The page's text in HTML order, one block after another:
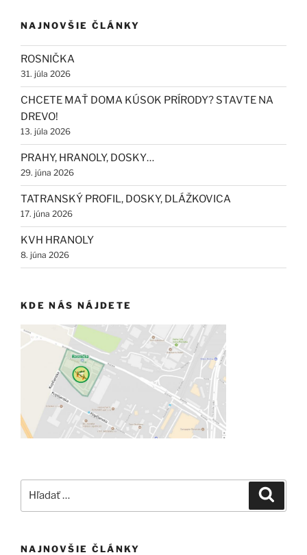
NAJNOVŠIE ČLÁNKY
ROSNIČKA
31. júla 2026
CHCETE MAŤ DOMA KÚSOK PRÍRODY? STAVTE NA
DREVO!
13. júla 2026
PRAHY, HRANOLY, DOSKY…
29. júna 2026
TATRANSKÝ PROFIL, DOSKY, DLÁŽKOVICA
17. júna 2026
KVH HRANOLY
8. júna 2026
KDE NÁS NÁJDETE
NAJNOVŠIE ČLÁNKY